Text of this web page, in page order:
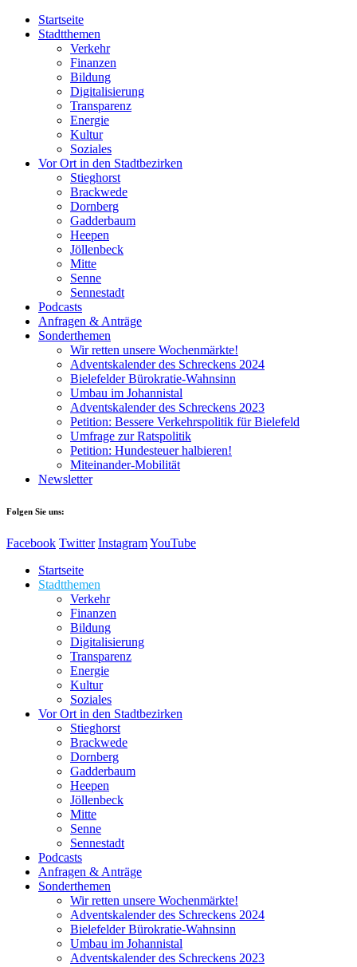
Startseite
Stadtthemen
Verkehr
Finanzen
Bildung
Digitalisierung
Transparenz
Energie
Kultur
Soziales
Vor Ort in den Stadtbezirken
Stieghorst
Brackwede
Dornberg
Gadderbaum
Heepen
Jöllenbeck
Mitte
Senne
Sennestadt
Podcasts
Anfragen & Anträge
Sonderthemen
Wir retten unsere Wochenmärkte!
Adventskalender des Schreckens 2024
Bielefelder Bürokratie-Wahnsinn
Umbau im Johannistal
Adventskalender des Schreckens 2023
Petition: Bessere Verkehrspolitik für Bielefeld​​
Umfrage zur Ratspolitik
Petition: Hundesteuer halbieren!
Miteinander-Mobilität
Newsletter
Folgen Sie uns:
Facebook Twitter InstagramYouTube
Startseite
Stadtthemen
Verkehr
Finanzen
Bildung
Digitalisierung
Transparenz
Energie
Kultur
Soziales
Vor Ort in den Stadtbezirken
Stieghorst
Brackwede
Dornberg
Gadderbaum
Heepen
Jöllenbeck
Mitte
Senne
Sennestadt
Podcasts
Anfragen & Anträge
Sonderthemen
Wir retten unsere Wochenmärkte!
Adventskalender des Schreckens 2024
Bielefelder Bürokratie-Wahnsinn
Umbau im Johannistal
Adventskalender des Schreckens 2023